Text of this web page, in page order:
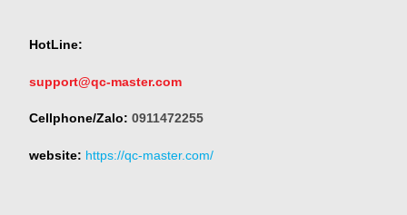
HotLine:
support@qc-master.com
Cellphone/Zalo: 0911472255
website: https://qc-master.com/